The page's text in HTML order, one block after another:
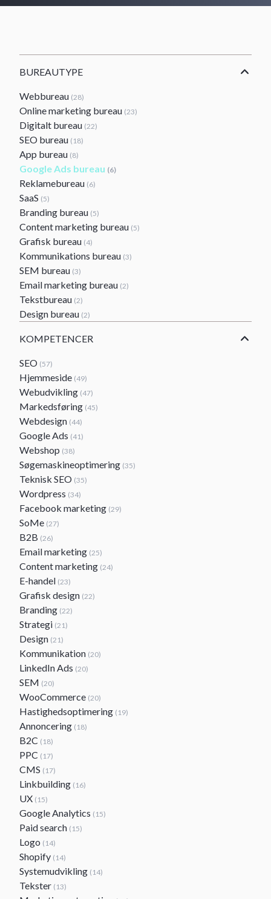
BUREAUTYPE
Webbureau (28)
Online marketing bureau (23)
Digitalt bureau (22)
SEO bureau (18)
App bureau (8)
Google Ads bureau (6)
Reklamebureau (6)
SaaS (5)
Branding bureau (5)
Content marketing bureau (5)
Grafisk bureau (4)
Kommunikations bureau (3)
SEM bureau (3)
Email marketing bureau (2)
Tekstbureau (2)
Design bureau (2)
KOMPETENCER
SEO (57)
Hjemmeside (49)
Webudvikling (47)
Markedsføring (45)
Webdesign (44)
Google Ads (41)
Webshop (38)
Søgemaskineoptimering (35)
Teknisk SEO (35)
Wordpress (34)
Facebook marketing (29)
SoMe (27)
B2B (26)
Email marketing (25)
Content marketing (24)
E-handel (23)
Grafisk design (22)
Branding (22)
Strategi (21)
Design (21)
Kommunikation (20)
LinkedIn Ads (20)
SEM (20)
WooCommerce (20)
Hastighedsoptimering (19)
Annoncering (18)
B2C (18)
PPC (17)
CMS (17)
Linkbuilding (16)
UX (15)
Google Analytics (15)
Paid search (15)
Logo (14)
Shopify (14)
Systemudvikling (14)
Tekster (13)